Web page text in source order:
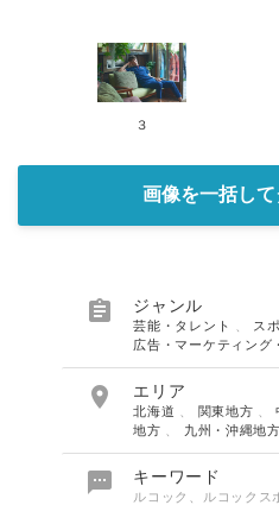
３
画像を一括し
 ジャンル
芸能・タレント ス
広告・マーケティング
 エリア
北海道 関東地方 、
地方
九州・沖縄地方
 キーワード
ルコック、ルコックス